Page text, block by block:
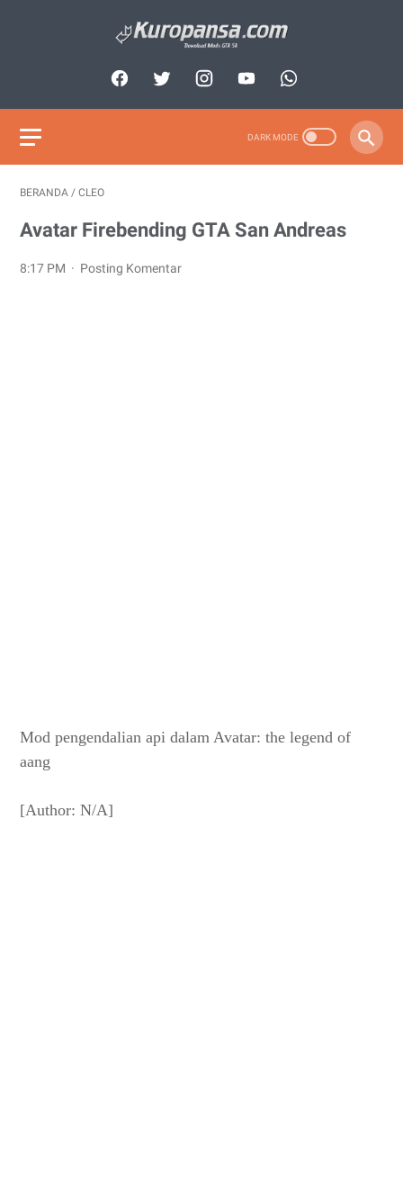
BERANDA / CLEO
Avatar Firebending GTA San Andreas
8:17 PM Posting Komentar
Mod pengendalian api dalam Avatar: the legend of
aang
[Author: N/A]